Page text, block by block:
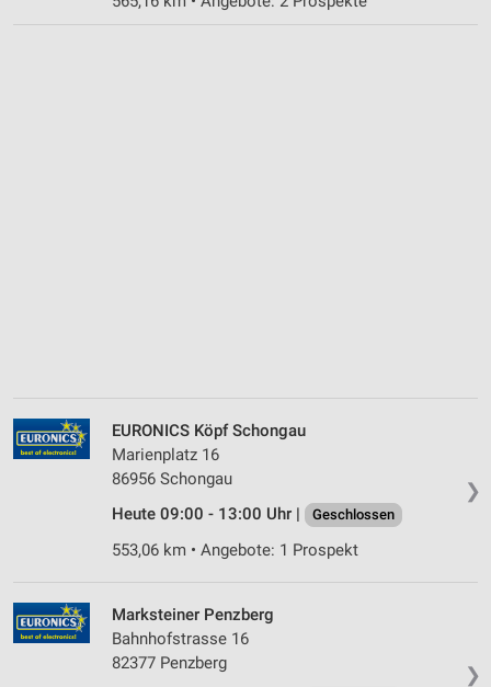
❯
EURONICS Köpf Schongau
Marienplatz 16
86956 Schongau
Heute 09:00 - 13:00 Uhr |
Geschlossen
553,06 km • Angebote: 1 Prospekt
❯
Marksteiner Penzberg
Bahnhofstrasse 16
82377 Penzberg